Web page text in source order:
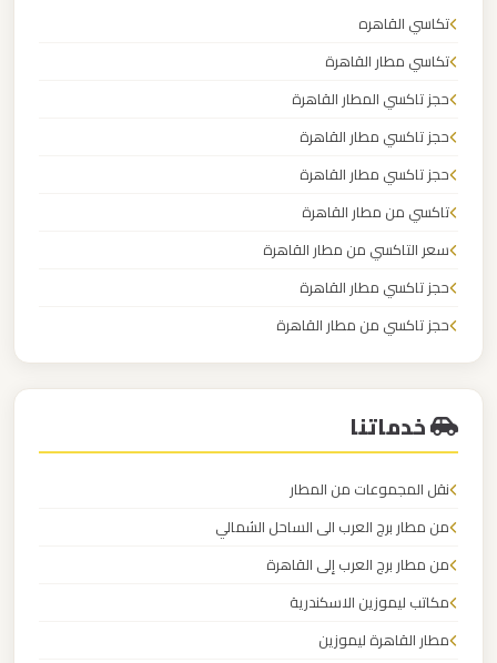
تكاسي القاهره
تكاسي مطار القاهرة
حجز تاكسي المطار القاهرة
حجز تاكسي مطار القاهرة
حجز تاكسي مطار القاهرة
تاكسي من مطار القاهرة
سعر التاكسي من مطار القاهرة
حجز تاكسي مطار القاهرة
حجز تاكسي من مطار القاهرة
اسعار تاكسي مطار القاهرة
خدماتنا
نقل المجموعات من المطار
من مطار برج العرب الى الساحل الشمالي
من مطار برج العرب إلى القاهرة
مكاتب ليموزين الاسكندرية
مطار القاهرة ليموزين
القاهرة
الدولي
ليموزين
القاهرة
الساخن
ليموزين
مطار
القاهرة
أسعار
القاهرة
ليموزين